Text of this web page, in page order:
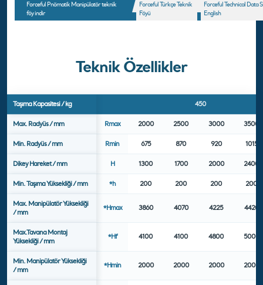
Forceful Pnömatik Manipülatör teknik
föy indir
Forceful Türkçe Teknik
Föyü
Forceful Technical Data
English
Teknik Özellikler
Taşıma Kapasitesi / kg 450
Max. Radyüs / mm Rmax 2000 2500 3000 3500
Min. Radyüs / mm Rmin 675 870 920 1015
Dikey Hareket / mm H 1300 1700 2000 2400
Min. Taşıma Yüksekliği / mm *h 200 200 200 200
Max. Manipülatör Yüksekliği
/ mm
*Hmax 3860 4070 4225 4420
Max.Tavana Montaj
Yüksekliği / mm
*Hf 4100 4100 4800 5000
Min. Manipülatör Yüksekliği
/ mm
*Hmin 2000 2000 2000 2000